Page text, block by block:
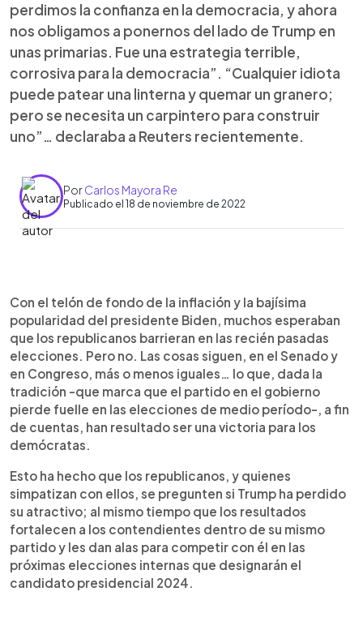
perdimos la confianza en la democracia, y ahora
nos obligamos a ponernos del lado de Trump en
unas primarias. Fue una estrategia terrible,
corrosiva para la democracia”. “Cualquier idiota
puede patear una linterna y quemar un granero;
pero se necesita un carpintero para construir
uno”… declaraba a Reuters recientemente.
PorCarlos Mayora Re
Publicado el 18 de noviembre de 2022
► Escuchar artículo
Con el telón de fondo de la inflación y la bajísima
popularidad del presidente Biden, muchos esperaban
que los republicanos barrieran en las recién pasadas
elecciones. Pero no. Las cosas siguen, en el Senado y
en Congreso, más o menos iguales… lo que, dada la
tradición -que marca que el partido en el gobierno
pierde fuelle en las elecciones de medio período-, a fin
de cuentas, han resultado ser una victoria para los
demócratas.
Esto ha hecho que los republicanos, y quienes
simpatizan con ellos, se pregunten si Trump ha perdido
su atractivo; al mismo tiempo que los resultados
fortalecen a los contendientes dentro de su mismo
partido y les dan alas para competir con él en las
próximas elecciones internas que designarán el
candidato presidencial 2024.